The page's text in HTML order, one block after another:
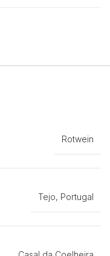
Rotwein
Tejo, Portugal